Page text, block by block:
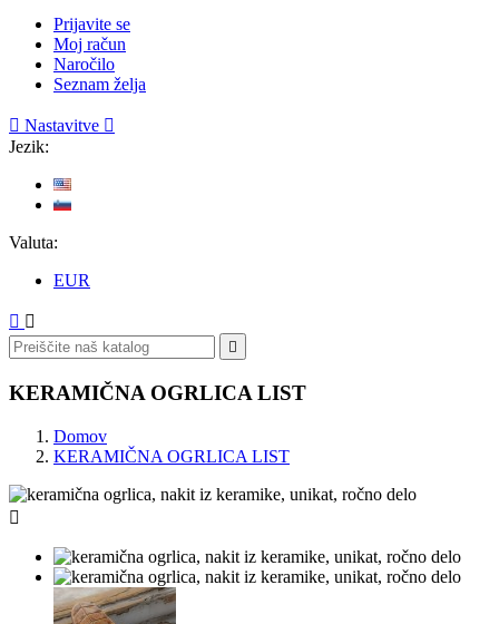
Prijavite se
Moj račun
Naročilo
Seznam želja
 Nastavitve 
Jezik:
Valuta:
EUR
 

KERAMIČNA OGRLICA LIST
Domov
KERAMIČNA OGRLICA LIST
